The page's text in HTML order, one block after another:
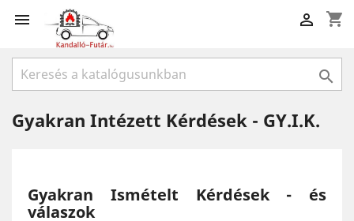
 shopping_cart


Gyakran Intézett Kérdések - GY.I.K.
Gyakran Ismételt Kérdések - és
válaszok